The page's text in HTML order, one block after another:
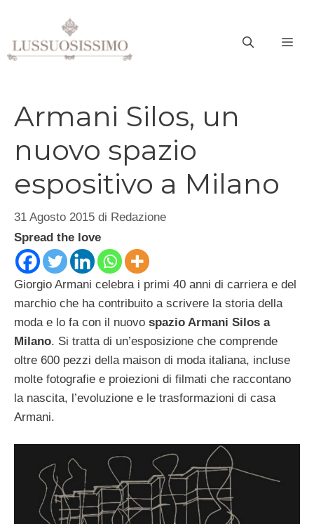
contenuto
Armani Silos, un
nuovo spazio
espositivo a Milano
31 Agosto 2015 di Redazione
Spread the love
Giorgio Armani celebra i primi 40 anni di carriera e del
marchio che ha contribuito a scrivere la storia della
moda e lo fa con il nuovo spazio Armani Silos a
Milano. Si tratta di un’esposizione che comprende
oltre 600 pezzi della maison di moda italiana, incluse
molte fotografie e proiezioni di filmati che raccontano
la nascita, l’evoluzione e le trasformazioni di casa
Armani.